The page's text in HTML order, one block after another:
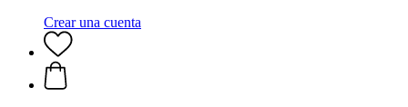
Crear una cuenta